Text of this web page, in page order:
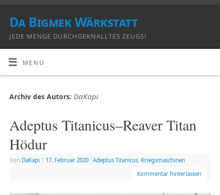
Da Bigmek Wärkstatt
JEDE MENGE DURCHGEKNALLTES ZEUGS!
MENÜ
Archiv des Autors: DaKapi
Adeptus Titanicus–Reaver Titan
Hödur
Von DaKapi 17. Februar 2020 Adeptus Titanicus, Kriegsmaschinen
Kommentar hinterlassen